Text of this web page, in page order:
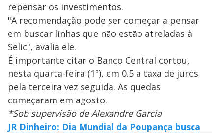
repensar os investimentos.
"A recomendação pode ser começar a pensar
em buscar linhas que não estão atreladas à
Selic", avalia ele.
É importante citar o Banco Central cortou,
nesta quarta-feira (1º), em 0.5 a taxa de juros
pela terceira vez seguida. As quedas
começaram em agosto.
*Sob supervisão de Alexandre Garcia
JR Dinheiro: Dia Mundial da Poupança busca